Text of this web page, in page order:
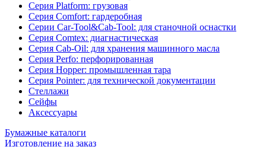
Серия Platform: грузовая
Серия Comfort: гардеробная
Серии Car-Tool&Cab-Tool: для станочной оснастки
Серия Comtex: диагнастическая
Серия Cab-Oil: для хранения машинного масла
Серия Perfo: перфорированная
Серия Hopper: промышленная тара
Серия Pointer: для технической документации
Стеллажи
Сейфы
Аксессуары
Бумажные каталоги
Изготовление на заказ